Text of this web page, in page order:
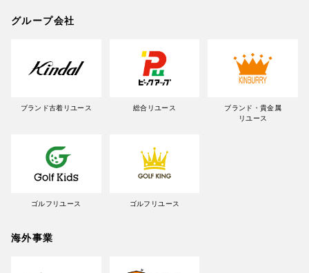
グループ会社
ブランド古着リユース 総合リユース
ブランド・貴金属
リユース
ゴルフリユース ゴルフリユース
海外事業